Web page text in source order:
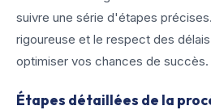
suivre une série d'étapes
rigoureuse et le respect des
optimiser vos chances de succès.
Étapes détaillées de la